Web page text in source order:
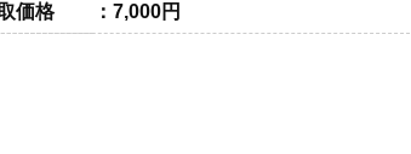
価格 7,000円